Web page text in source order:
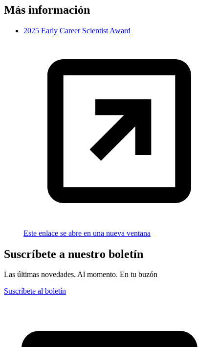
Más información
2025 Early Career Scientist Award
Este enlace se abre en una nueva ventana
Suscríbete a nuestro boletín
Las últimas novedades. Al momento. En tu buzón
Suscríbete al boletín